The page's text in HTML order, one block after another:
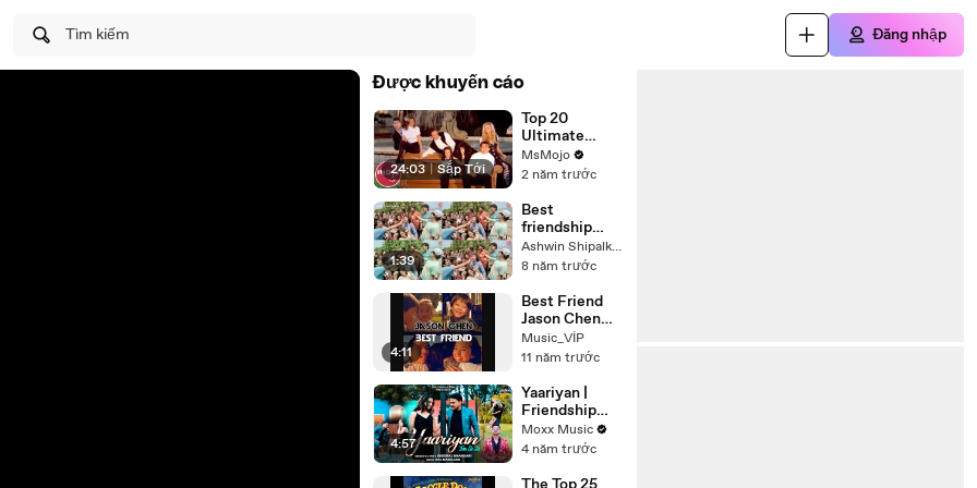
Tìm kiếm Đăng nhập
Được khuyến cáo
24:03 Sắp Tới
Top 20
Ultimate
Friendship
Songs
MsMojo
2 năm trước
1:39
Best
friendship
song, jo tera
hai wo mera,
ko
Ashwin Shipalkar
8 năm trước
4:11
Best Friend
Jason Chen
original song
[lyrics]
Music_VİP
11 năm trước
4:57
Yaariyan |
Friendship
Day Special
Song 2022 |
Song | Dheeraj
Moxx Music
4 năm trước